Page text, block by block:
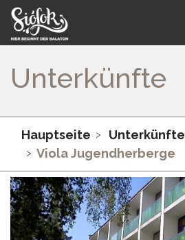
Unterkünfte
Hauptseite
Unterkünfte
Viola Jugendherberge